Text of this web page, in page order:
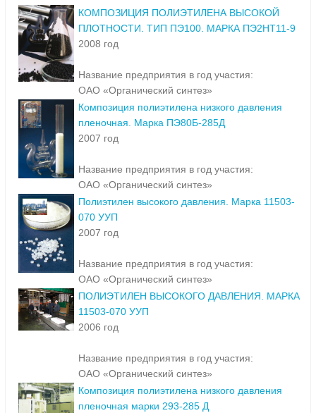
КОМПОЗИЦИЯ ПОЛИЭТИЛЕНА ВЫСОКОЙ
ПЛОТНОСТИ. ТИП ПЭ100. МАРКА ПЭ2НТ11-9
2008 год
Название предприятия в год участия:
ОАО «Органический синтез»
Композиция полиэтилена низкого давления
пленочная. Марка ПЭ80Б-285Д
2007 год
Название предприятия в год участия:
ОАО «Органический синтез»
Полиэтилен высокого давления. Марка 11503-
070 УУП
2007 год
Название предприятия в год участия:
ОАО «Органический синтез»
ПОЛИЭТИЛЕН ВЫСОКОГО ДАВЛЕНИЯ. МАРКА
11503-070 УУП
2006 год
Название предприятия в год участия:
ОАО «Органический синтез»
Композиция полиэтилена низкого давления
пленочная марки 293-285 Д